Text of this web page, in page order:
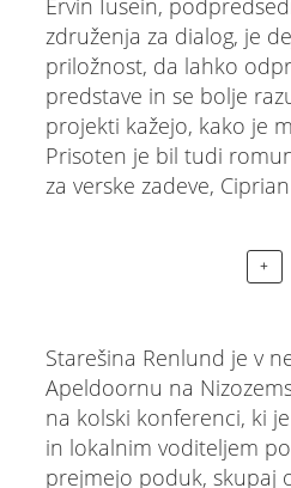
Ervin Iusein,
združenja za dialog, je
priložnost, da lahko
predstave in se bolje
projekti kažejo, kako je
Prisoten je bil tudi
za verske zadeve,
+
Starešina Renlund je v
Apeldoornu na
na kolski konferenci, ki
in lokalnim voditeljem
prejmejo poduk, skupaj